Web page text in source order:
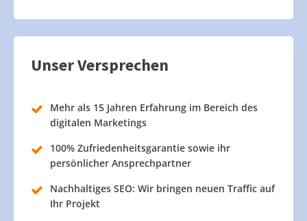
Unser Versprechen
Mehr als 15 Jahren Erfahrung im Bereich des
digitalen Marketings
100% Zufriedenheitsgarantie sowie ihr
persönlicher Ansprechpartner
Nachhaltiges SEO: Wir bringen neuen Traffic auf
Ihr Projekt